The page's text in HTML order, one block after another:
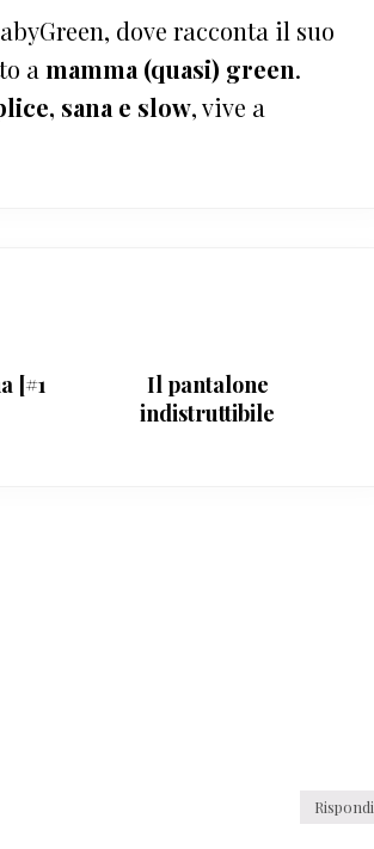
dove racconta il suo
a mamma (quasi) green.
sana e slow, vive a
[#1
Il pantalone
indistruttibile
Rispondi